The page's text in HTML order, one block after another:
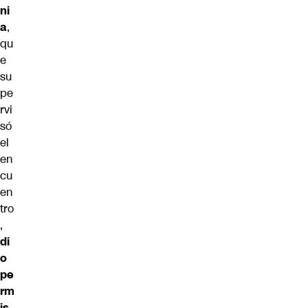
ni
a,
qu
e
su
pe
rvi
só
el
en
cu
en
tro
,
di
o
pe
rm